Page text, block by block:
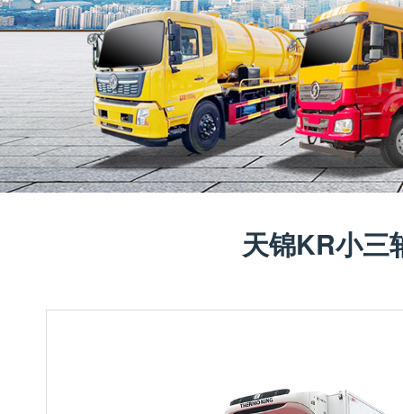
天锦KR小三